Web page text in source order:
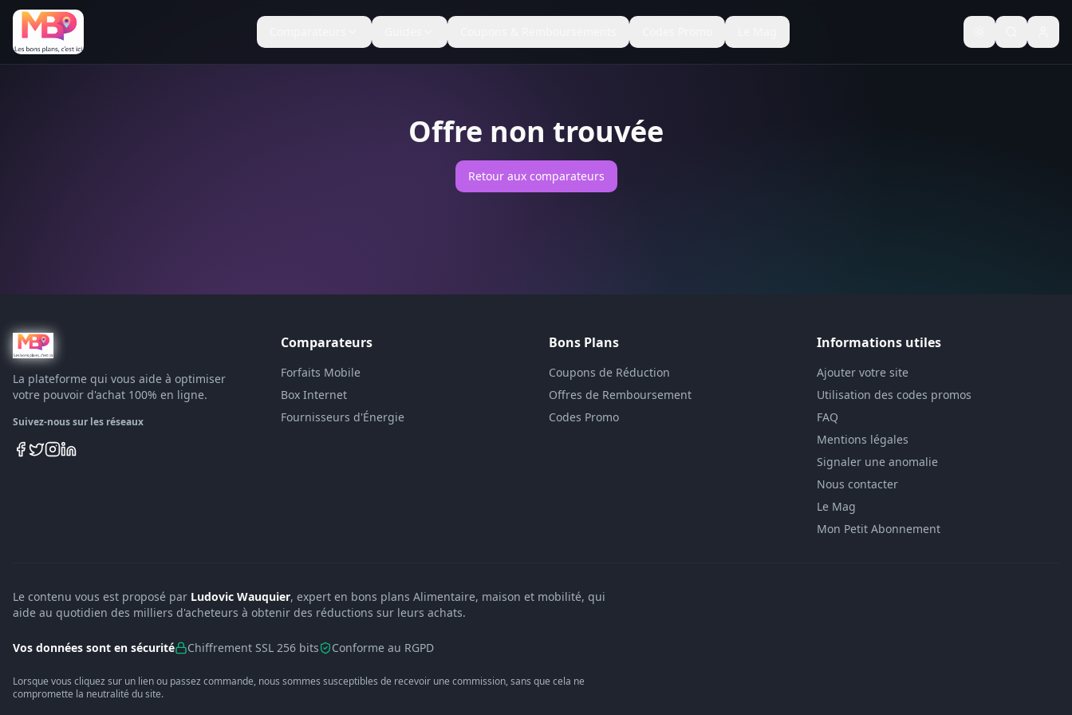
Basculer le
Offre non trouvée
Retour aux comparateurs
La plateforme qui vous aide à optimiser
votre pouvoir d'achat 100% en ligne.
Suivez-nous sur les réseaux
Comparateurs
Forfaits Mobile
Box Internet
Fournisseurs d'Énergie
Bons Plans
Coupons de Réduction
Offres de Remboursement
Codes Promo
Informations utiles
Ajouter votre site
Utilisation des codes promos
FAQ
Mentions légales
Signaler une anomalie
Nous contacter
Le Mag
Mon Petit Abonnement
Le contenu vous est proposé par Ludovic Wauquier, expert en bons plans Alimentaire, maison et mobilité, qui
aide au quotidien des milliers d'acheteurs à obtenir des réductions sur leurs achats.
Vos données sont en sécurité Chiffrement SSL 256 bits Conforme au RGPD
Lorsque vous cliquez sur un lien ou passez commande, nous sommes susceptibles de recevoir une commission, sans que cela ne
compromette la neutralité du site.